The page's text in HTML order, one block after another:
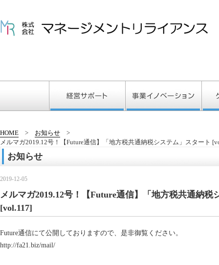
HOME
お知らせ
メルマガ2019.12号！【Future通信】「地方税共通納税システム」スタート
お知らせ
2019-12-05
メルマガ2019.12号！【Future通信】「地方税共通納税
[vol.117]
Future通信にて公開しておりますので、是非御覧ください。
http://fa21.biz/mail/